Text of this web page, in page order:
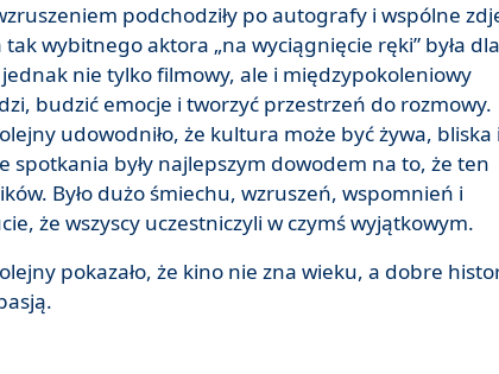
podchodziły po autografy i wspólne
wybitnego aktora „na wyciągnięcie ręki” była dla
nie tylko filmowy, ale i międzypokoleniowy
budzić emocje i tworzyć przestrzeń do rozmowy.
udowodniło, że kultura może być żywa, bliska i
spotkania były najlepszym dowodem na to, że ten
Było dużo śmiechu, wzruszeń, wspomnień i
że wszyscy uczestniczyli w czymś wyjątkowym.
pokazało, że kino nie zna wieku, a dobre